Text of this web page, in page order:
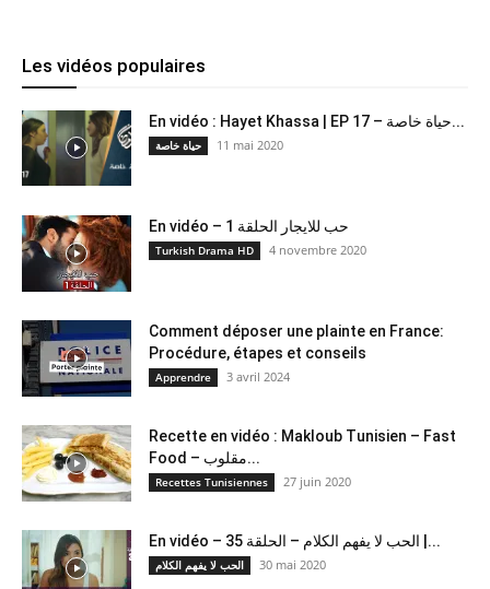
Les vidéos populaires
En vidéo : Hayet Khassa | EP 17 – حياة خاصة...
حياة خاصة 11 mai 2020
En vidéo – حب للايجار الحلقة 1
Turkish Drama HD 4 novembre 2020
Comment déposer une plainte en France:
Procédure, étapes et conseils
Apprendre 3 avril 2024
Recette en vidéo : Makloub Tunisien – Fast
Food – مقلوب...
Recettes Tunisiennes 27 juin 2020
En vidéo – الحب لا يفهم الكلام – الحلقة 35 |...
الحب لا يفهم الكلام 30 mai 2020